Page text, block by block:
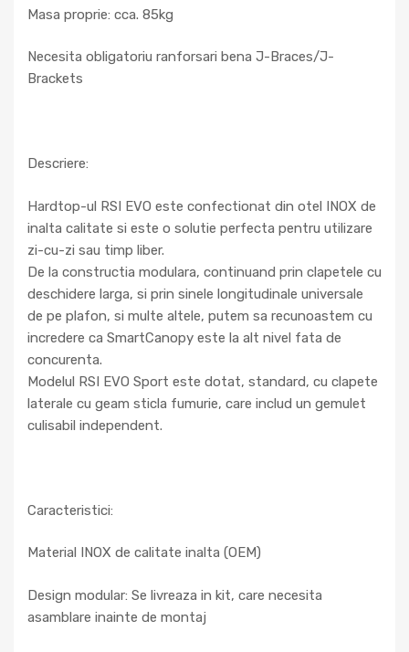
Masa proprie: cca. 85kg
Necesita obligatoriu ranforsari bena J-Braces/J-
Brackets
Descriere:
Hardtop-ul RSI EVO este confectionat din otel INOX de
inalta calitate si este o solutie perfecta pentru utilizare
zi-cu-zi sau timp liber.
De la constructia modulara, continuand prin clapetele cu
deschidere larga, si prin sinele longitudinale universale
de pe plafon, si multe altele, putem sa recunoastem cu
incredere ca SmartCanopy este la alt nivel fata de
concurenta.
Modelul RSI EVO Sport este dotat, standard, cu clapete
laterale cu geam sticla fumurie, care includ un gemulet
culisabil independent.
Caracteristici:
Material INOX de calitate inalta (OEM)
Design modular: Se livreaza in kit, care necesita
asamblare inainte de montaj